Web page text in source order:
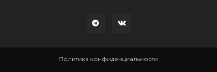
Политика конфиденциальности